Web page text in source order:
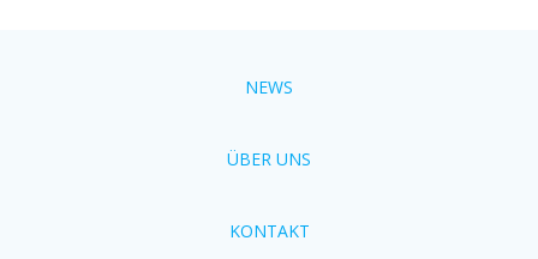
NEWS
ÜBER UNS
KONTAKT